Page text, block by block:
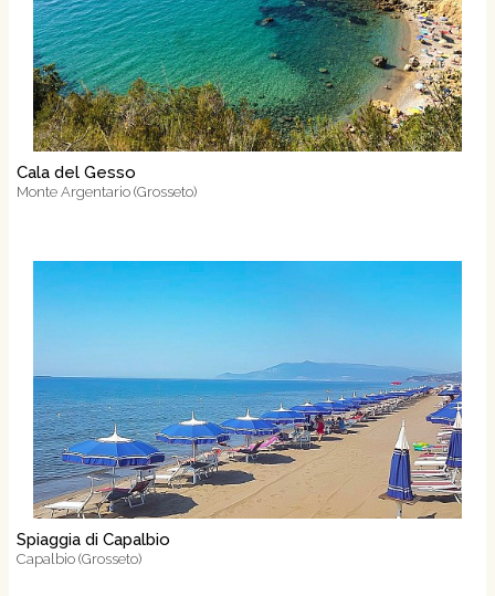
Cala del Gesso
Monte Argentario (Grosseto)
Spiaggia di Capalbio
Capalbio (Grosseto)